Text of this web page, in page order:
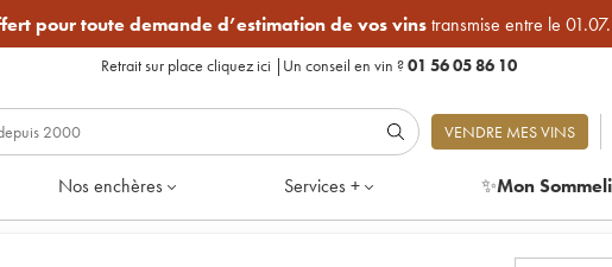
pour toute demande d’estimation de vos vinstransmise entre le
Retrait sur place cliquez ici | Un conseil en vin ?01 56 05 86 10
VENDRE MES VINS
Nos enchères Services + ✨Mon